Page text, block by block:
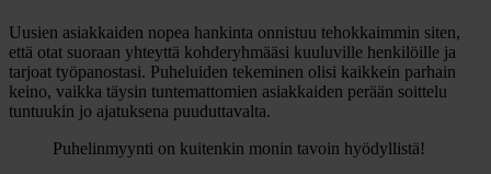
Uusien asiakkaiden nopea hankinta onnistuu tehokkaimmin siten,
että otat suoraan yhteyttä kohderyhmääsi kuuluville henkilöille ja
tarjoat työpanostasi. Puheluiden tekeminen olisi kaikkein parhain
keino, vaikka täysin tuntemattomien asiakkaiden perään soittelu
tuntuukin jo ajatuksena puuduttavalta.
Puhelinmyynti on kuitenkin monin tavoin hyödyllistä!